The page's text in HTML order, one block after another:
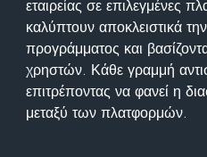
εταιρείας σε επιλεγμένες
καλύπτουν αποκλειστικά
προγράμματος και
χρηστών. Κάθε γραμμή
επιτρέποντας να φανεί η
μεταξύ των πλατφορμών.